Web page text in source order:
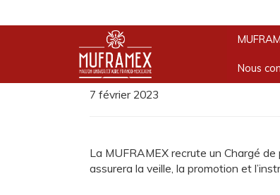
Nous
Accueil
Chargé.e de
7 février 2023
La MUFRAMEX recrute un Chargé
assurera la veille, la promotion et